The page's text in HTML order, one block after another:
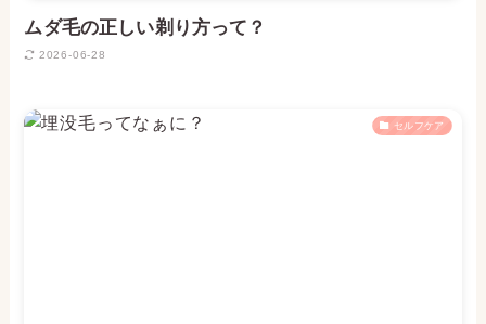
ムダ毛の正しい剃り方って？
2026-06-28
セルフケア